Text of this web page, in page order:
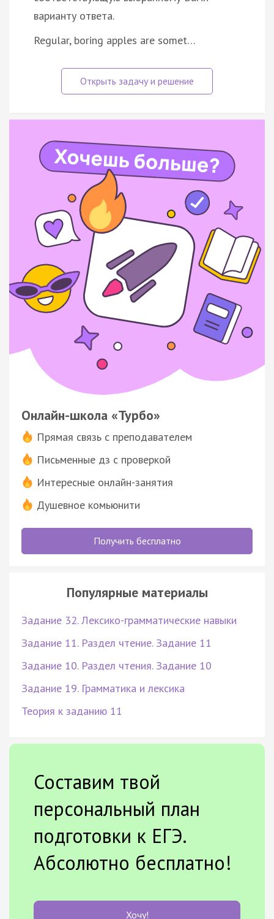
варианту ответа.
Regular, boring apples are somet…
Онлайн-школа «Турбо»
Прямая связь с преподавателем
Письменные дз с проверкой
Интересные онлайн-занятия
Душевное комьюнити
Получить бесплатно
Популярные материалы
Задание 32. Лексико-грамматические навыки
Задание 11. Раздел чтение. Задание 11
Задание 10. Раздел чтения. Задание 10
Задание 19. Грамматика и лексика
Теория к заданию 11
Составим твой
персональный план
подготовки к ЕГЭ.
Абсолютно бесплатно!
Хочу!